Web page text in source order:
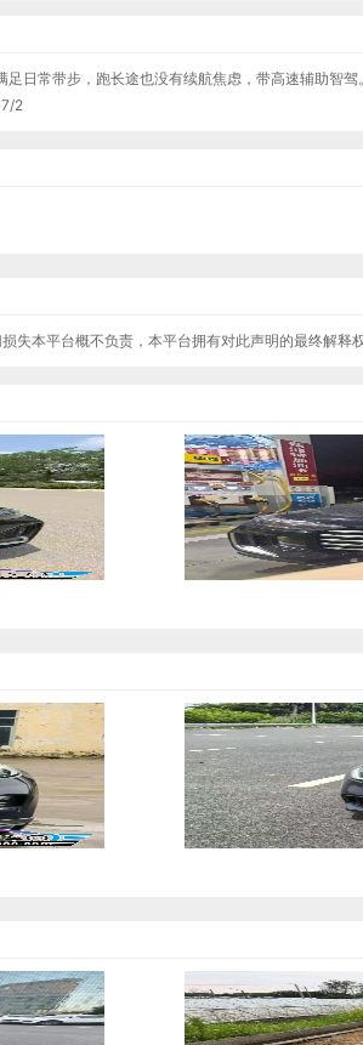
日常带步，跑长途也没有续航焦虑，带高速辅助智
2
本平台概不负责，本平台拥有对此声明的最终解释权